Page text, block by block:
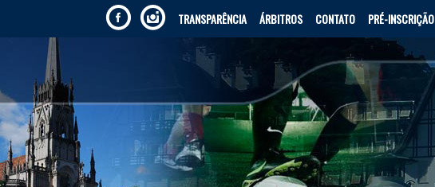
TRANSPARÊNCIA ÁRBITROS CONTATO PRÉ-INSCRIÇÃO